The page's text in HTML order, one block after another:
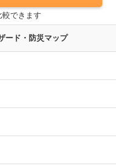
できます
ード・防災マップ